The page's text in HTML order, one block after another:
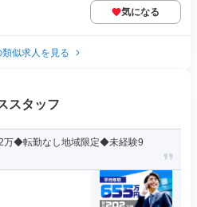
気になる
似求人を見る
スタッフ
万◆転勤なし地域限定◆未経験9